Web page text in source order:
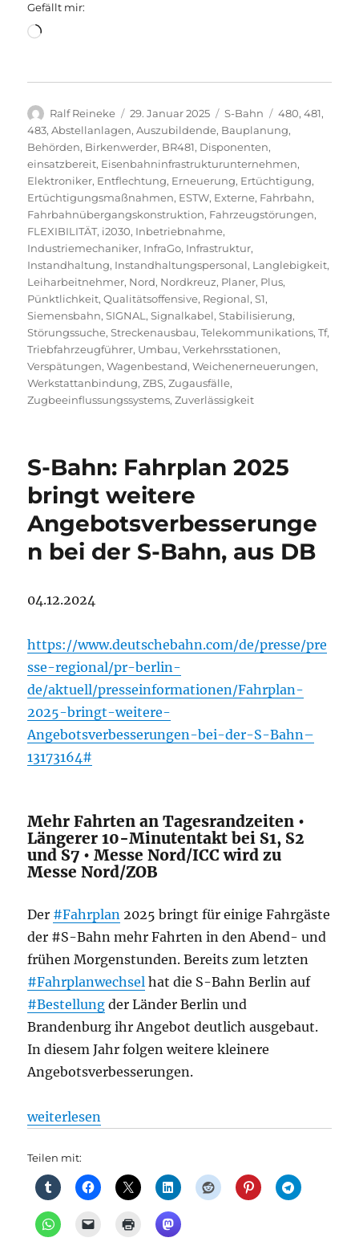
Gefällt mir:
Wird
Autor
Ralf Reineke
Veröffentlicht
am
29. Januar 2025 Kategorien
S-Bahn Schlagwörter
480,481,
483,Abstellanlagen,Auszubildende, Bauplanung,
Behörden, Birkenwerder, BR481, Disponenten,
einsatzbereit, Eisenbahninfrastrukturunternehmen,
Elektroniker, Entflechtung, Erneuerung, Ertüchtigung,
Ertüchtigungsmaßnahmen, ESTW, Externe, Fahrbahn,
Fahrbahnübergangskonstruktion, Fahrzeugstörungen,
FLEXIBILITÄT, i2030, Inbetriebnahme,
Industriemechaniker, InfraGo, Infrastruktur,
Instandhaltung, Instandhaltungspersonal, Langlebigkeit,
Leiharbeitnehmer, Nord, Nordkreuz, Planer, Plus,
Pünktlichkeit,Qualitätsoffensive, Regional,S1,
Siemensbahn,SIGNAL,Signalkabel,Stabilisierung,
Störungssuche,Streckenausbau,Telekommunikations,Tf,
Triebfahrzeugführer, Umbau,Verkehrsstationen,
Verspätungen,Wagenbestand,Weichenerneuerungen,
Werkstattanbindung,ZBS,Zugausfälle,
Zugbeeinflussungssystems,Zuverlässigkeit
S-Bahn: Fahrplan 2025
bringt weitere
Angebotsverbesserunge
n bei der S-Bahn, aus DB
04.12.2024
https://www.deutschebahn.com/de/presse/pre
sse-regional/pr-berlin-
de/aktuell/presseinformationen/Fahrplan-
2025-bringt-weitere-
Angebotsverbesserungen-bei-der-S-Bahn–
13173164#
Mehr Fahrten an Tagesrandzeiten •
Längerer 10-Minutentakt bei S1, S2
und S7 • Messe Nord/ICC wird zu
Messe Nord/ZOB
Der #Fahrplan 2025 bringt für einige Fahrgäste
der #S-Bahn mehr Fahrten in den Abend- und
frühen Morgenstunden. Bereits zum letzten
#Fahrplanwechsel hat die S-Bahn Berlin auf
#Bestellung der Länder Berlin und
Brandenburg ihr Angebot deutlich ausgebaut.
In diesem Jahr folgen weitere kleinere
Angebotsverbesserungen.
„S-Bahn: Fahrplan 2025 bringt weitere
weiterlesen
Teilen mit: